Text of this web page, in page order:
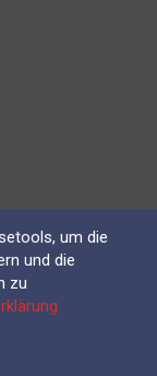
um die
und die
zu